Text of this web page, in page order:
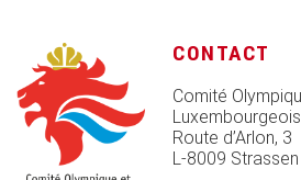
CONTACT
Comité
Luxembourgeois
Route d’Arlon, 3
L-8009 Strassen